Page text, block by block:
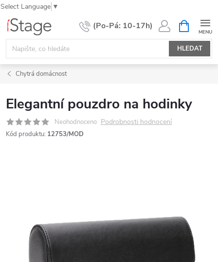
Select Language ▼
Přejít
obsah
HLEDAT
NÁKUPNÍ
KOŠÍK
Chytrá domácnost
Elegantní pouzdro na hodinky
Neohodnoceno Podrobnosti hodnocení
Kód produktu: 12753/MOD